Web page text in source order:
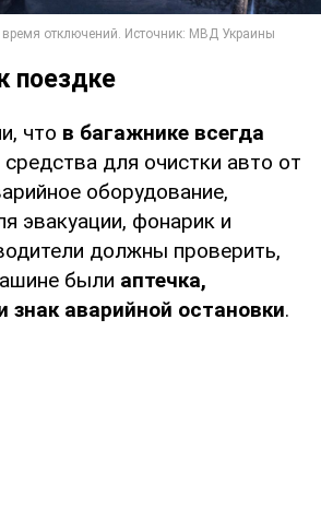
поездке
что в багажнике всегда
средства для очистки авто от
оборудование,
эвакуации, фонарик и
должны проверить,
были аптечка,
знак аварийной остановки.